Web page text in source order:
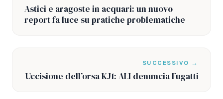
Astici e aragoste in acquari: un nuovo
report fa luce su pratiche problematiche
SUCCESSIVO →
Uccisione dell’orsa KJ1: ALI denuncia Fugatti